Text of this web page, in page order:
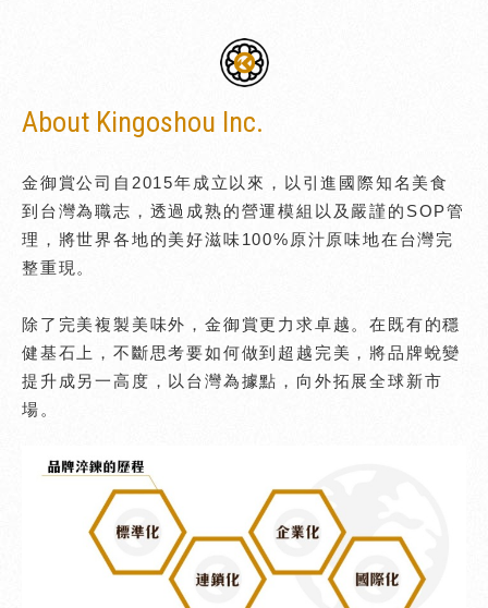
About Kingoshou Inc.
金御賞公司自2015年成立以來，以引進國際知名美食
到台灣為職志，透過成熟的營運模組以及嚴謹的SOP管
理，將世界各地的美好滋味100%原汁原味地在台灣完
整重現。
除了完美複製美味外，金御賞更力求卓越。在既有的穩
健基石上，不斷思考要如何做到超越完美，將品牌蛻變
提升成另一高度，以台灣為據點，向外拓展全球新市
場。